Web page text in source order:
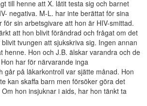
till henne att X. låtit testa sig och barnet
negativa. M-L. har inte berättat för sina
för sin arbetsgivare att hon är HIV-smittad.
att hon blivit förändrad och frågat om det
tvungen att sjukskriva sig. Ingen annan
henne. Hon och J.B. älskar varandra och de
har för närvarande inga
går på läkarkontroll var sjätte månad. Hon
kan skaffa barn men försöker göra det
hon insjuknar i aids, har hon tänkt ta